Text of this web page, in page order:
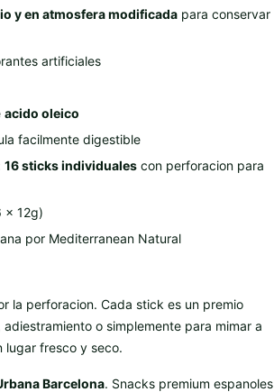
y en atmosfera modificada para conservar
artificiales
acido oleico
facilmente digestible
16 sticks individuales con perforacion para
x 12g)
por Mediterranean Natural
la perforacion. Cada stick es un premio
o simplemente para mimar a
lugar fresco y seco.
Barcelona. Snacks premium espanoles